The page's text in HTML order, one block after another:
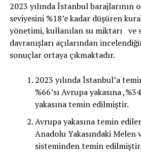
2023 yılında İstanbul barajlarının
seviyesini %18’e kadar düşüren
yönetimi, kullanılan su miktarı ve
davranışları açılarından
sonuçlar ortaya çıkmaktadır.
2023 yılında İstanbul’a
%66’sı Avrupa yakasına
yakasına temin edilmiştir.
Avrupa yakasına temin
Anadolu Yakasındaki Melen
sisteminden temin edilmiştir.